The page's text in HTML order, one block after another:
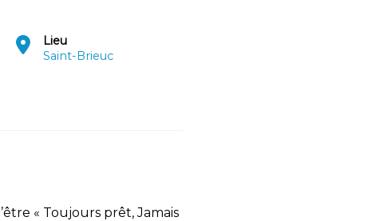
Lieu
Saint-Brieuc
« Toujours prêt, Jamais